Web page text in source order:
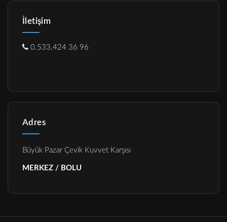
İletişim
0.533.424 36 96
Adres
Büyük Pazar Çevik Kuvvet Karşısı
MERKEZ / BOLU